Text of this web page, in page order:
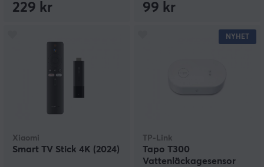
229 kr 99 kr
Xiaomi
Smart TV Stick 4K (2024)
NYHET
TP-Link
Tapo T300
Vattenläckagesensor